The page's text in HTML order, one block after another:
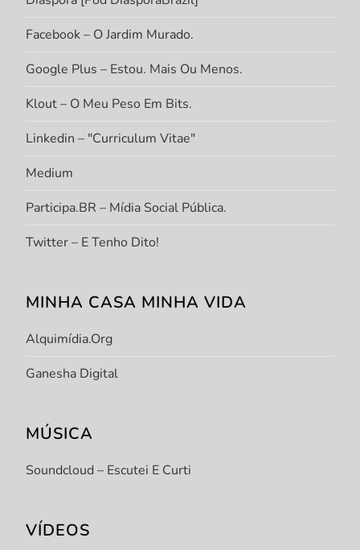
Facebook – O Jardim Murado.
Google Plus – Estou. Mais Ou Menos.
Klout – O Meu Peso Em Bits.
Linkedin – "Curriculum Vitae"
Medium
Participa.BR – Mídia Social Pública.
Twitter – E Tenho Dito!
MINHA CASA MINHA VIDA
Alquimídia.org
Ganesha Digital
MÚSICA
Soundcloud – Escutei E Curti
VÍDEOS